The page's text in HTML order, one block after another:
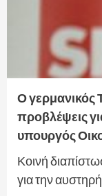
Ο γερμανικός
προβλέψεις
υπουργός
Κοινή
για την